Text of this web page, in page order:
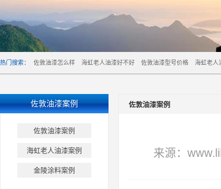
热门搜索： 佐敦油漆怎么样 海虹老人油漆好不好 佐敦油漆型号价格 海虹老人
佐敦油漆案例
佐敦油漆案例
海虹老人油漆案例
金陵涂料案例
佐敦油漆案例
来源：